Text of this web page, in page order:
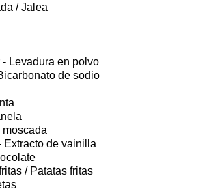
/ Jalea
Levadura en polvo
de sodio
moscada
Extracto de vainilla
/ Patatas fritas